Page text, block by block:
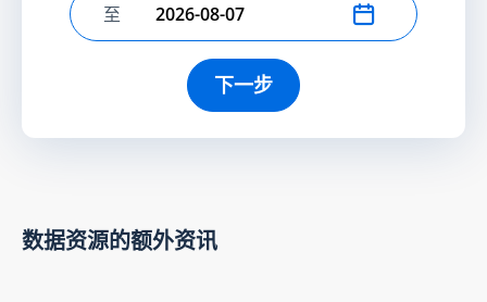
选择结束日期
至
下一步
数据资源的额外资讯